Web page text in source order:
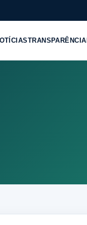
TRANSPARÊNCIA